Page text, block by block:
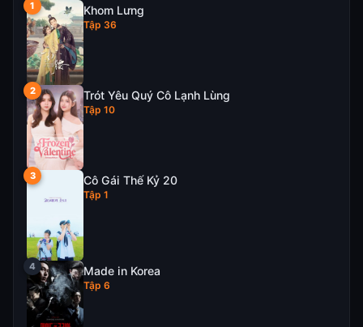
Khom Lưng
Tập 36
Trót Yêu Quý Cô Lạnh Lùng
Tập 10
Cô Gái Thế Kỷ 20
Tập 1
Made in Korea
Tập 6